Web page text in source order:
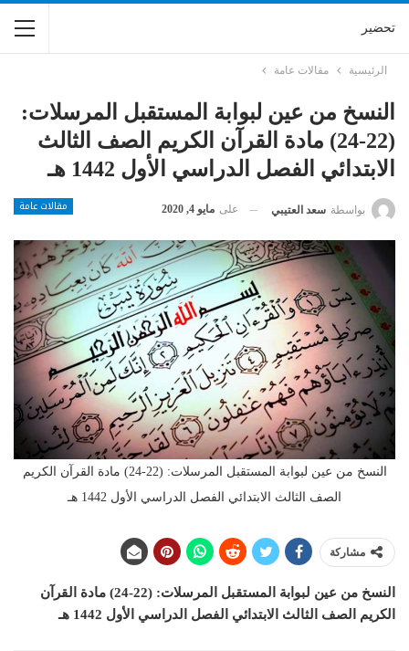
تحضير
الرئيسية مقالات عامة
النسخ من عين لبوابة المستقبل المرسلات:
(22-24) مادة القرآن الكريم الصف الثالث
الابتدائي الفصل الدراسي الأول 1442 هـ
مقالات عامة بواسطة سعد العتيبي على مايو 4, 2020
النسخ من عين لبوابة المستقبل المرسلات: (22-24) مادة القرآن الكريم
الصف الثالث الابتدائي الفصل الدراسي الأول 1442 هـ
مشاركة
النسخ من عين لبوابة المستقبل المرسلات: (22-24) مادة القرآن
الكريم الصف الثالث الابتدائي الفصل الدراسي الأول 1442 هـ